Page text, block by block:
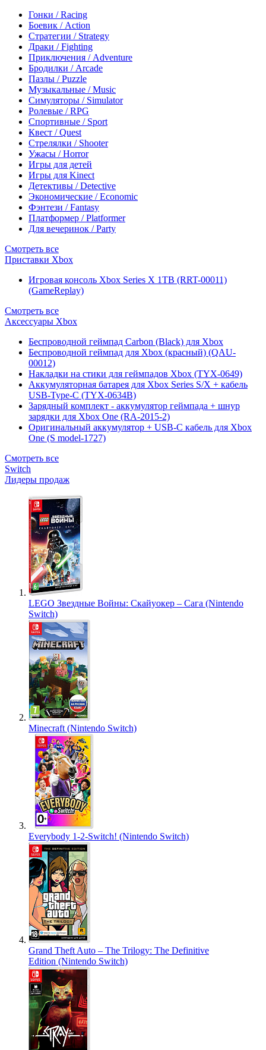
Гонки / Racing
Боевик / Action
Стратегии / Strategy
Драки / Fighting
Приключения / Adventure
Бродилки / Arcade
Пазлы / Puzzle
Музыкальные / Music
Симуляторы / Simulator
Ролевые / RPG
Спортивные / Sport
Квест / Quest
Стрелялки / Shooter
Ужасы / Horror
Игры для детей
Игры для Kinect
Детективы / Detective
Экономические / Economic
Фэнтези / Fantasy
Платформер / Platformer
Для вечеринок / Party
Смотреть все
Приставки Xbox
Игровая консоль Xbox Series X 1TB (RRT-00011)
(GameReplay)
Смотреть все
Аксессуары Xbox
Беспроводной геймпад Carbon (Black) для Xbox
Беспроводной геймпад для Xbox (красный) (QAU-
00012)
Накладки на стики для геймпадов Xbox (TYX-0649)
Аккумуляторная батарея для Xbox Series S/X + кабель
USB-Type-C (TYX-0634B)
Зарядный комплект - аккумулятор геймпада + шнур
зарядки для Xbox One (RA-2015-2)
Оригинальный аккумулятор + USB-C кабель для Xbox
One (S model-1727)
Смотреть все
Switch
Лидеры продаж
LEGO Звездные Войны: Скайуокер – Сага (Nintendo
Switch)
Minecraft (Nintendo Switch)
Everybody 1-2-Switch! (Nintendo Switch)
Grand Theft Auto – The Trilogy: The Definitive
Edition (Nintendo Switch)